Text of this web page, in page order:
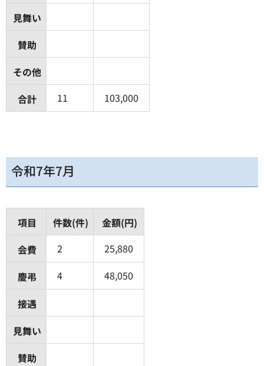
見舞い
賛助
その他
合計
11 103,000
令和7年7月
項目 件数(件)
金額(円)
会費
2
25,880
慶弔
4
48,050
接遇
見舞い
賛助